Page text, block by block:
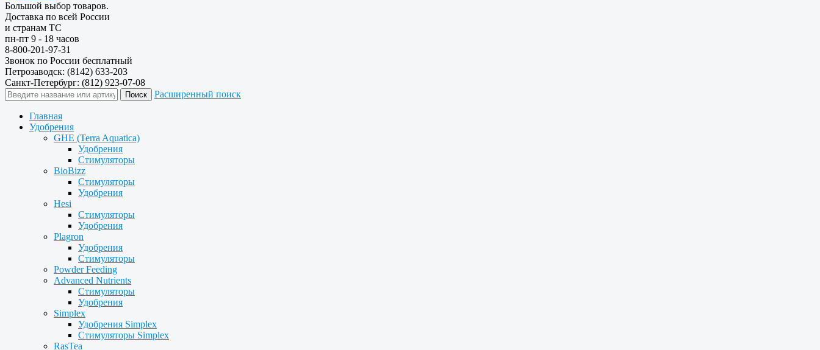
Большой выбор товаров.
Доставка по всей России
и странам ТС
пн-пт 9 - 18 часов
8-800-201-97-31
Звонок по России бесплатный
Петрозаводск: (8142) 633-203
Санкт-Петербург: (812) 923-07-08
Расширенный поиск
Главная
Удобрения
GHE (Terra Aquatica)
Удобрения
Стимуляторы
BioBizz
Стимуляторы
Удобрения
Hesi
Стимуляторы
Удобрения
Plagron
Удобрения
Стимуляторы
Powder Feeding
Advanced Nutrients
Стимуляторы
Удобрения
Simplex
Удобрения Simplex
Стимуляторы Simplex
RasTea